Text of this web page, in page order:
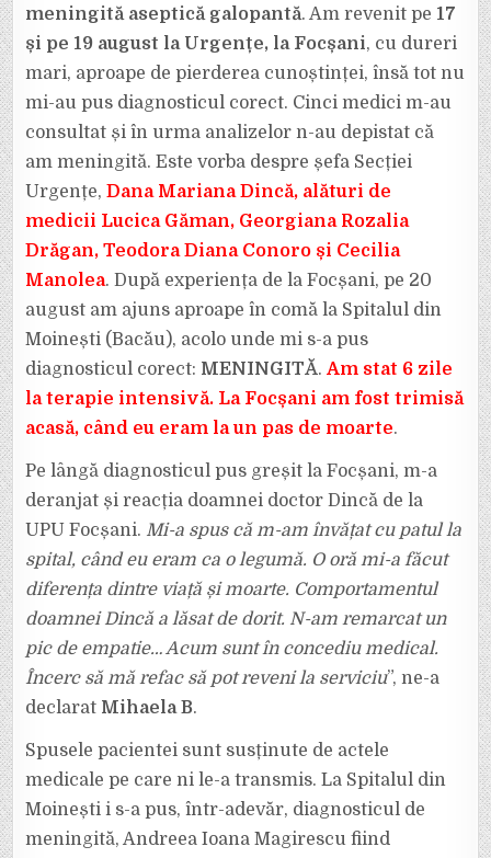
DIAGNOSTICUL
GREȘIT.
meningită aseptică galopantă. Am revenit pe 17
și pe 19 august la Urgențe, la Focșani, cu dureri
mari, aproape de pierderea cunoștinței, însă tot nu
mi-au pus diagnosticul corect. Cinci medici m-au
consultat și în urma analizelor n-au depistat că
am meningită. Este vorba despre șefa Secției
Urgențe,Dana Mariana Dincă, alături de
medicii Lucica Găman, Georgiana Rozalia
Drăgan, Teodora Diana Conoro și Cecilia
Manolea. După experiența de la Focșani, pe 20
august am ajuns aproape în comă la Spitalul din
Moinești (Bacău), acolo unde mi s-a pus
diagnosticul corect: MENINGITĂ.Am stat 6 zile
la terapie intensivă. La Focșani am fost trimisă
acasă, când eu eram la un pas de moarte.
Pe lângă diagnosticul pus greșit la Focșani, m-a
deranjat și reacția doamnei doctor Dincă de la
UPU Focșani. Mi-a spus că m-am învățat cu patul la
spital, când eu eram ca o legumă. O oră mi-a făcut
diferența dintre viață și moarte. Comportamentul
doamnei Dincă a lăsat de dorit. N-am remarcat un
pic de empatie… Acum sunt în concediu medical.
Încerc să mă refac să pot reveni la serviciu”, ne-a
declarat Mihaela B.
Spusele pacientei sunt susținute de actele
medicale pe care ni le-a transmis. La Spitalul din
Moinești i s-a pus, într-adevăr, diagnosticul de
meningită, Andreea Ioana Magirescu fiind